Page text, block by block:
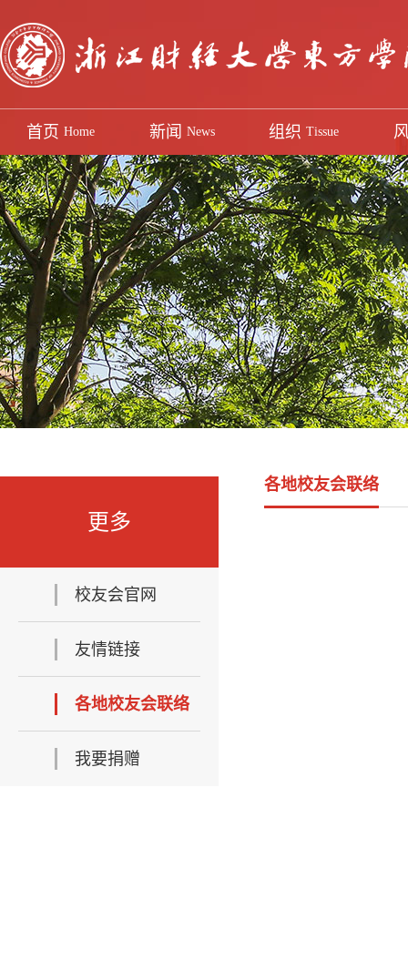
首页 Home 新闻 News 组织 Tissue
更多
校友会官网
友情链接
各地校友会联络
我要捐赠
各地校友会联络